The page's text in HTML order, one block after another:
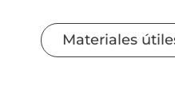
Materiales